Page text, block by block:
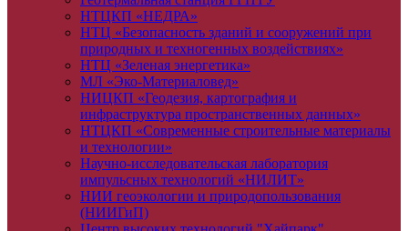
НТЦКП «НЕДРА»
НТЦ «Безопасность зданий и сооружений при
природных и техногенных воздействиях»
НТЦ «Зеленая энергетика»
МЛ «Эко-Материаловед»
НИЦКП «Геодезия, картография и
инфраструктура пространственных данных»
НТЦКП «Современные строительные материалы
и технологии»
Научно-исследовательская лаборатория
импульсных технологий «НИЛИТ»
НИИ геоэкологии и природопользования
(НИИГиП)